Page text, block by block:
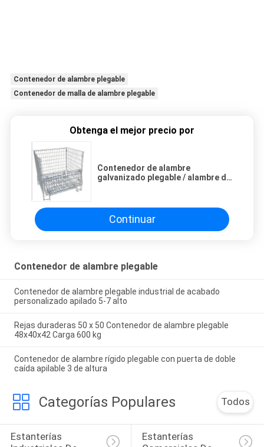
Contenedor de alambre plegable
Contenedor de malla de alambre plegable
Obtenga el mejor precio por
Contenedor de alambre
galvanizado plegable / alambre de
Continuar
Contenedor de alambre plegable
Contenedor de alambre plegable industrial de acabado
personalizado apilado 5-7 alto
Rejas duraderas 50 x 50 Contenedor de alambre plegable
48x40x42 Carga 600 kg
Contenedor de alambre rígido plegable con puerta de doble
caída apilable 3 de altura
Categorías Populares Todos
Estanterías
Estanterías